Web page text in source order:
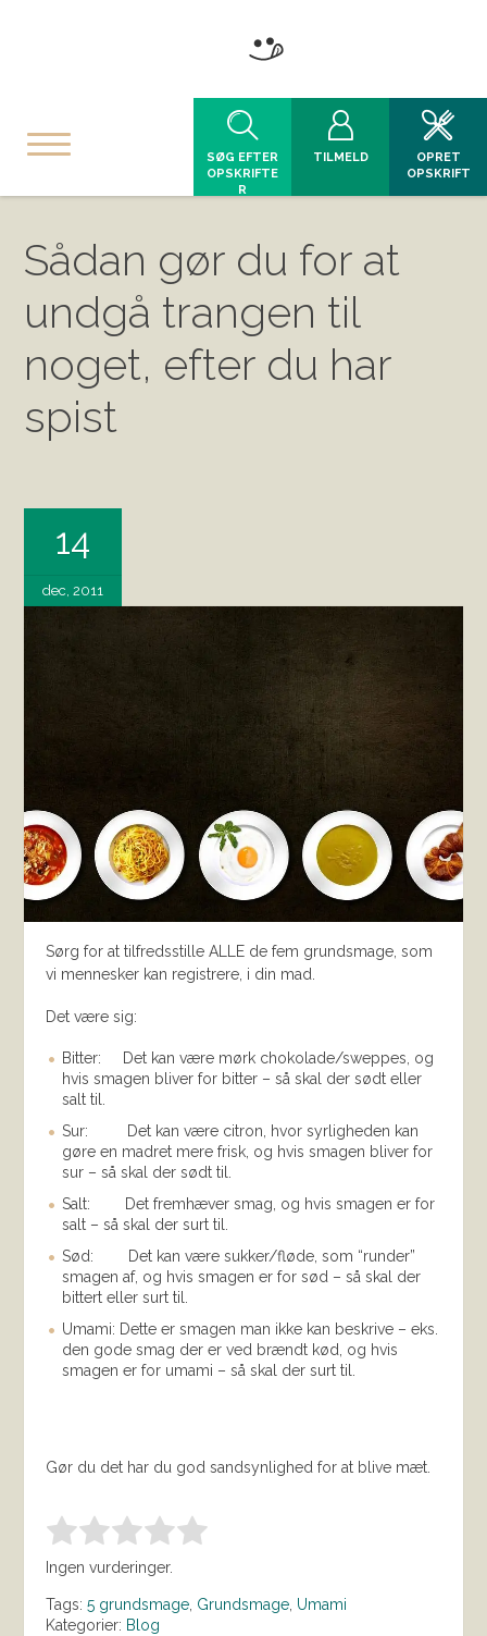
SØG EFTER
OPSKRIFTE
R
TILMELD
OPRET
OPSKRIFT
Sådan gør du for at
undgå trangen til
noget, efter du har
spist
14
dec, 2011
Sørg for at tilfredsstille ALLE de fem grundsmage, som
vi mennesker kan registrere, i din mad.
Det være sig:
Bitter: Det kan være mørk chokolade/sweppes, og
hvis smagen bliver for bitter – så skal der sødt eller
salt til.
Sur: Det kan være citron, hvor syrligheden kan
gøre en madret mere frisk, og hvis smagen bliver for
sur – så skal der sødt til.
Salt: Det fremhæver smag, og hvis smagen er for
salt – så skal der surt til.
Sød: Det kan være sukker/fløde, som “runder”
smagen af, og hvis smagen er for sød – så skal der
bittert eller surt til.
Umami: Dette er smagen man ikke kan beskrive – eks.
den gode smag der er ved brændt kød, og hvis
smagen er for umami – så skal der surt til.
Gør du det har du god sandsynlighed for at blive mæt.
Bedøm denne vare: 1.00
Ingen vurderinger.
Tags:5 grundsmage, Grundsmage, Umami
Kategorier: Blog